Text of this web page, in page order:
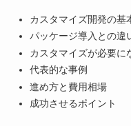
カスタマイズ開発の基
パッケージ導入との違
カスタマイズが必要に
代表的な事例
進め方と費用相場
成功させるポイント